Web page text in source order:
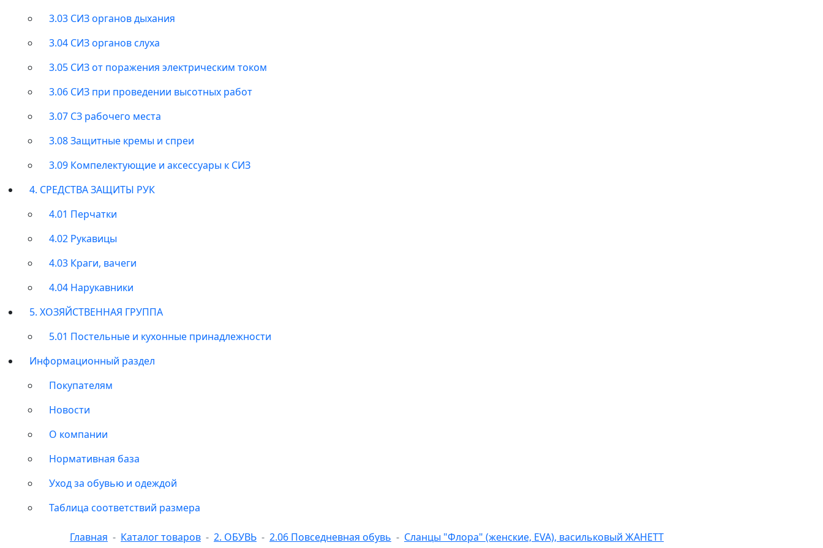
3.03 СИЗ органов дыхания
3.04 СИЗ органов слуха
3.05 СИЗ от поражения электрическим током
3.06 СИЗ при проведении высотных работ
3.07 СЗ рабочего места
3.08 Защитные кремы и спреи
3.09 Компелектующие и аксессуары к СИЗ
4. СРЕДСТВА ЗАЩИТЫ РУК
4.01 Перчатки
4.02 Рукавицы
4.03 Краги, вачеги
4.04 Нарукавники
5. ХОЗЯЙСТВЕННАЯ ГРУППА
5.01 Постельные и кухонные принадлежности
Информационный раздел
Покупателям
Новости
О компании
Нормативная база
Уход за обувью и одеждой
Таблица соответствий размера
Главная Каталог товаров 2. ОБУВЬ 2.06 Повседневная обувь Сланцы "Флора" (женские, EVA), васильковый ЖАНЕТТ